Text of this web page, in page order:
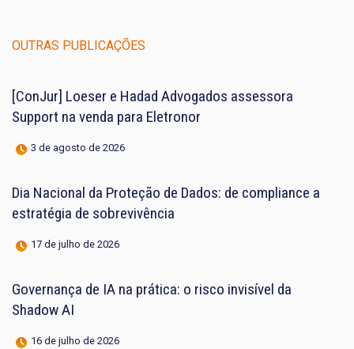
OUTRAS PUBLICAÇÕES
[ConJur] Loeser e Hadad Advogados assessora
Support na venda para Eletronor
3 de agosto de 2026
Dia Nacional da Proteção de Dados: de compliance a
estratégia de sobrevivência
17 de julho de 2026
Governança de IA na prática: o risco invisível da
Shadow AI
16 de julho de 2026